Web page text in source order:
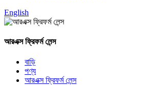
English
আরএক্স ফ্রিফর্ম লেন্স
বাড়ি
পণ্য
আরএক্স ফ্রিফর্ম লেন্স